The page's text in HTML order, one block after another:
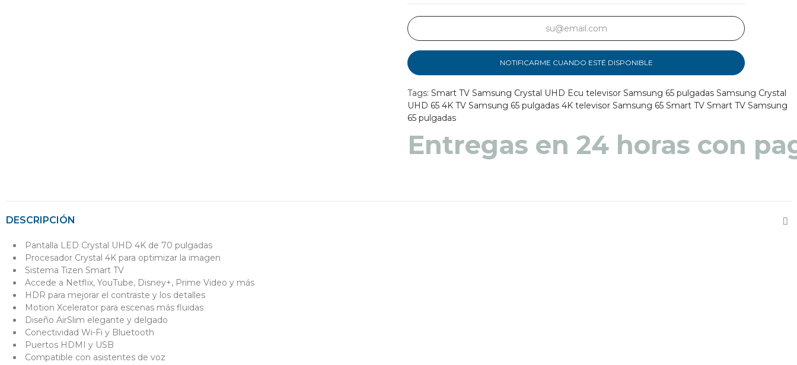
NOTIFICARME CUANDO ESTÉ DISPONIBLE
Tags: Smart TV Samsung Crystal UHD Ecu televisor Samsung 65 pulgadas Samsung Crystal
UHD 65 4K TV Samsung 65 pulgadas 4K televisor Samsung 65 Smart TV Smart TV Samsung
65 pulgadas
Entregas en 48 a 72 horas
DESCRIPCIÓN
Pantalla LED Crystal UHD 4K de 70 pulgadas
Procesador Crystal 4K para optimizar la imagen
Sistema Tizen Smart TV
Accede a Netflix, YouTube, Disney+, Prime Video y más
HDR para mejorar el contraste y los detalles
Motion Xcelerator para escenas más fluidas
Diseño AirSlim elegante y delgado
Conectividad Wi-Fi y Bluetooth
Puertos HDMI y USB
Compatible con asistentes de voz